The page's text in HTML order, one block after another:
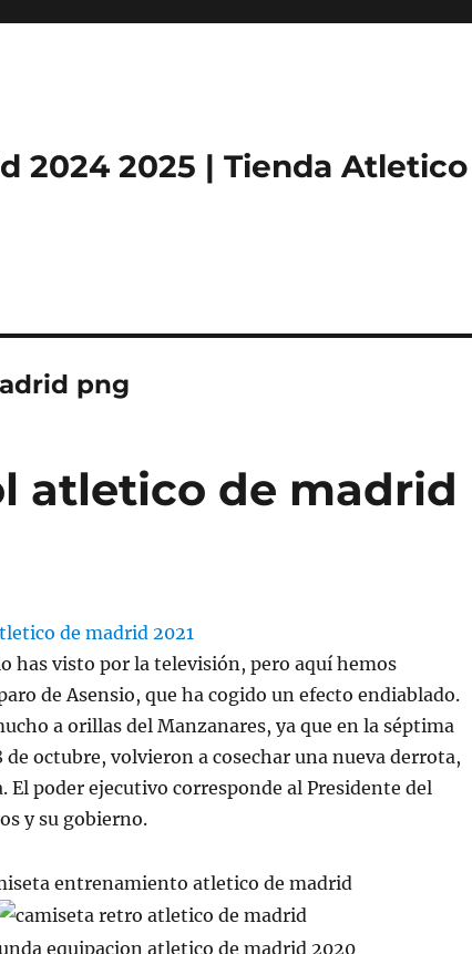
2024 2025 | Tienda
png
atletico de madrid
has visto por la televisión, pero aquí hemos
de Asensio, que ha cogido un efecto endiablado.
a orillas del Manzanares, ya que en la séptima
de octubre, volvieron a cosechar una nueva derrota,
El poder ejecutivo corresponde al Presidente del
y su gobierno.